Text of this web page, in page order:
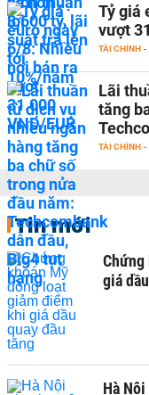
Tỷ giá
vượt
TÀI CHÍNH -
Lãi
tăng
TÀI CHÍNH -
Tin mới
giá
Hà